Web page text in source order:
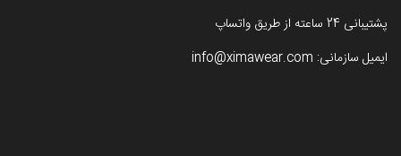
پشتیبانی 24 ساعته از طریق واتساپ
ایمیل سازمانی: info@ximawear.com